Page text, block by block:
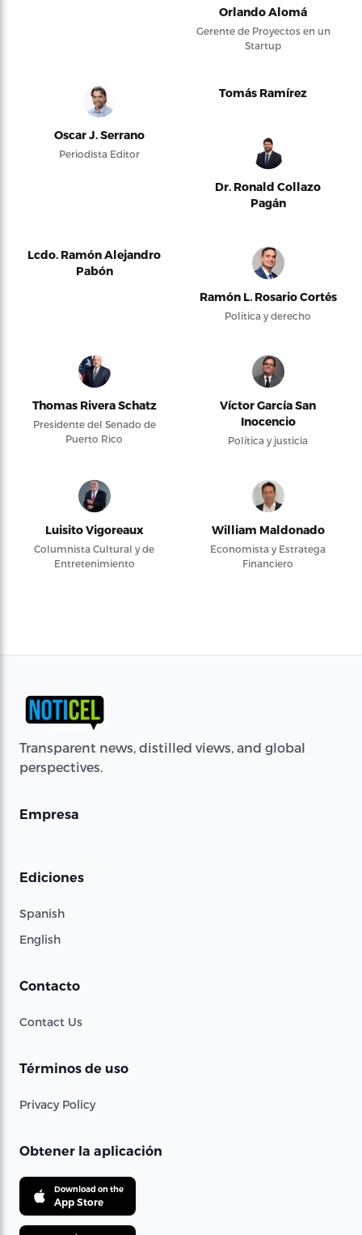
Orlando Alomá
Gerente de Proyectos en un
Startup
Oscar J. Serrano
Periodista Editor
Tomás Ramírez
Dr. Ronald Collazo
Pagán
Lcdo. Ramón Alejandro
Pabón
Ramón L. Rosario Cortés
Política y derecho
Thomas Rivera Schatz
Presidente del Senado de
Puerto Rico
Víctor García San
Inocencio
Política y justicia
Luisito Vigoreaux
Columnista Cultural y de
Entretenimiento
William Maldonado
Economista y Estratega
Financiero
Transparent news, distilled views, and global
perspectives.
Empresa
Ediciones
Spanish
English
Contacto
Contact Us
Términos de uso
Privacy Policy
Obtener la aplicación
Download on the
App Store